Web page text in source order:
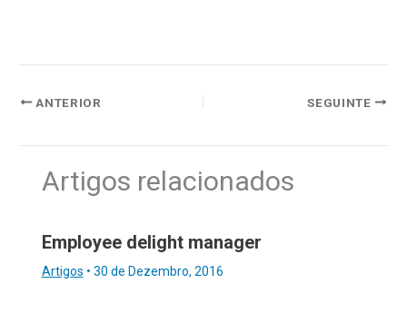
ANTERIOR SEGUINTE
Artigos relacionados
Employee delight manager
Artigos • 30 de Dezembro, 2016